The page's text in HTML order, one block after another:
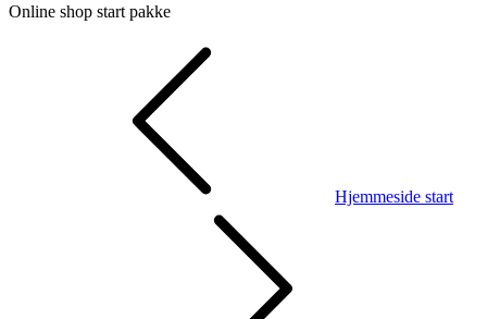
Online shop start pakke
Indlægsnavigation
Hjemmeside start